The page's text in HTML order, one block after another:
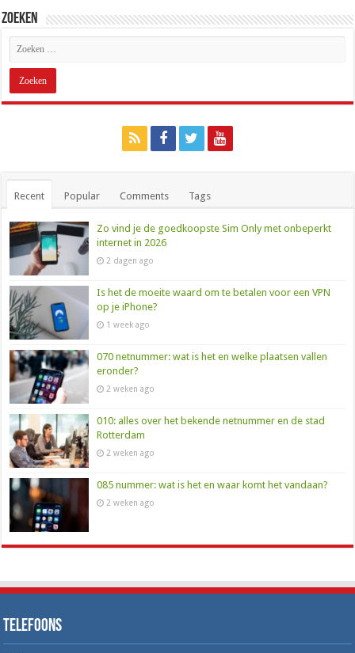
Zoeken
Recent Popular Comments Tags
Zo vind je de goedkoopste Sim Only met onbeperkt
internet in 2026
2 dagen ago
Is het de moeite waard om te betalen voor een VPN
op je iPhone?
1 week ago
070 netnummer: wat is het en welke plaatsen vallen
eronder?
2 weken ago
010: alles over het bekende netnummer en de stad
Rotterdam
2 weken ago
085 nummer: wat is het en waar komt het vandaan?
2 weken ago
Telefoons